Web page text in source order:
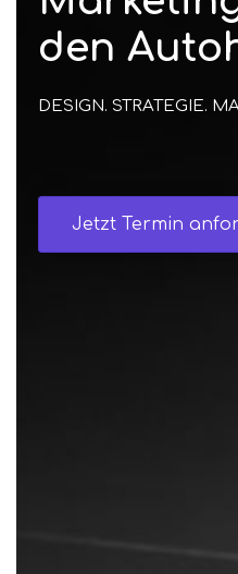
den
DESIGN. STRATEGIE.
Jetzt Termin